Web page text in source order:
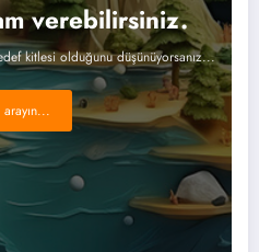
verebilirsiniz.
kitlesi olduğunu düşünüyorsanız...